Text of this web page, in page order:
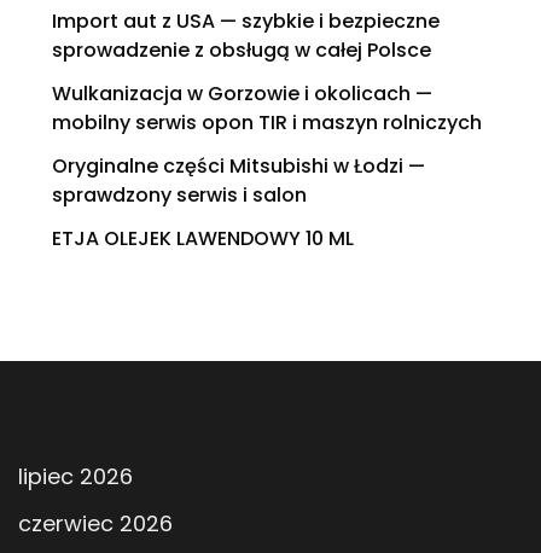
Import aut z USA — szybkie i bezpieczne
sprowadzenie z obsługą w całej Polsce
Wulkanizacja w Gorzowie i okolicach —
mobilny serwis opon TIR i maszyn rolniczych
Oryginalne części Mitsubishi w Łodzi —
sprawdzony serwis i salon
ETJA OLEJEK LAWENDOWY 10 ML
lipiec 2026
czerwiec 2026